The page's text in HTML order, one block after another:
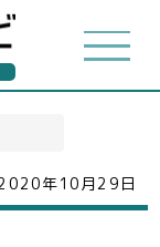
エンジニア(一覧)
年10月29日